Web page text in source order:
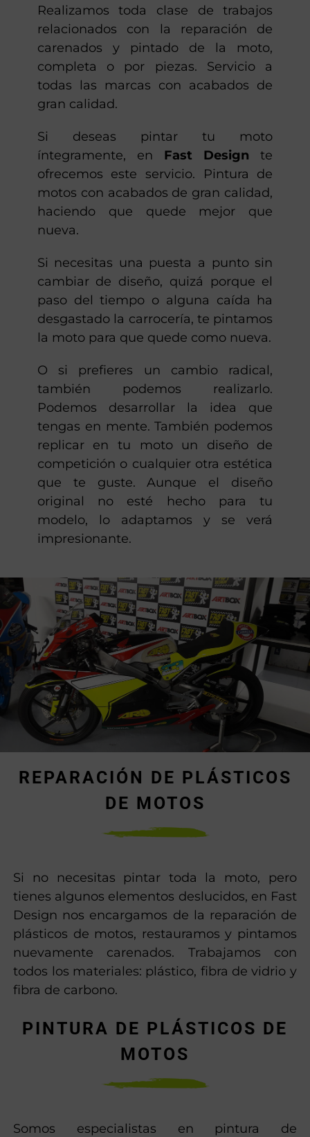
Realizamos toda clase de trabajos
relacionados con la reparación de
carenados y pintado de la moto,
completa o por piezas. Servicio a
todas las marcas con acabados de
gran calidad.
Si deseas pintar tu moto
íntegramente, en Fast Design te
ofrecemos este servicio. Pintura de
motos con acabados de gran calidad,
haciendo que quede mejor que
nueva.
Si necesitas una puesta a punto sin
cambiar de diseño, quizá porque el
paso del tiempo o alguna caída ha
desgastado la carrocería, te pintamos
la moto para que quede como nueva.
O si prefieres un cambio radical,
también podemos realizarlo.
Podemos desarrollar la idea que
tengas en mente. También podemos
replicar en tu moto un diseño de
competición o cualquier otra estética
que te guste. Aunque el diseño
original no esté hecho para tu
modelo, lo adaptamos y se verá
impresionante.
REPARACIÓN DE PLÁSTICOS
DE MOTOS
Si no necesitas pintar toda la moto, pero
tienes algunos elementos deslucidos, en Fast
Design nos encargamos de la reparación de
plásticos de motos, restauramos y pintamos
nuevamente carenados. Trabajamos con
todos los materiales: plástico, fibra de vidrio y
fibra de carbono.
PINTURA DE PLÁSTICOS DE
MOTOS
Somos especialistas en pintura de